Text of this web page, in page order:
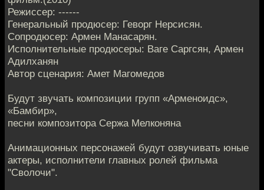
Режиссер: ------
Генеральный продюсер: Геворг Нерсисян.
Сопродюсер: Армен Манасарян.
Исполнительные продюсеры: Ваге Саргсян, Армен
Адилханян
Автор сценария: Амет Магомедов
Будут звучать композиции групп «Арменоидс»,
«Бамбир»,
песни композитора Сержа Мелконяна
Анимационных персонажей будут озвучивать юные
актеры, исполнители главных ролей фильма
"Сволочи".